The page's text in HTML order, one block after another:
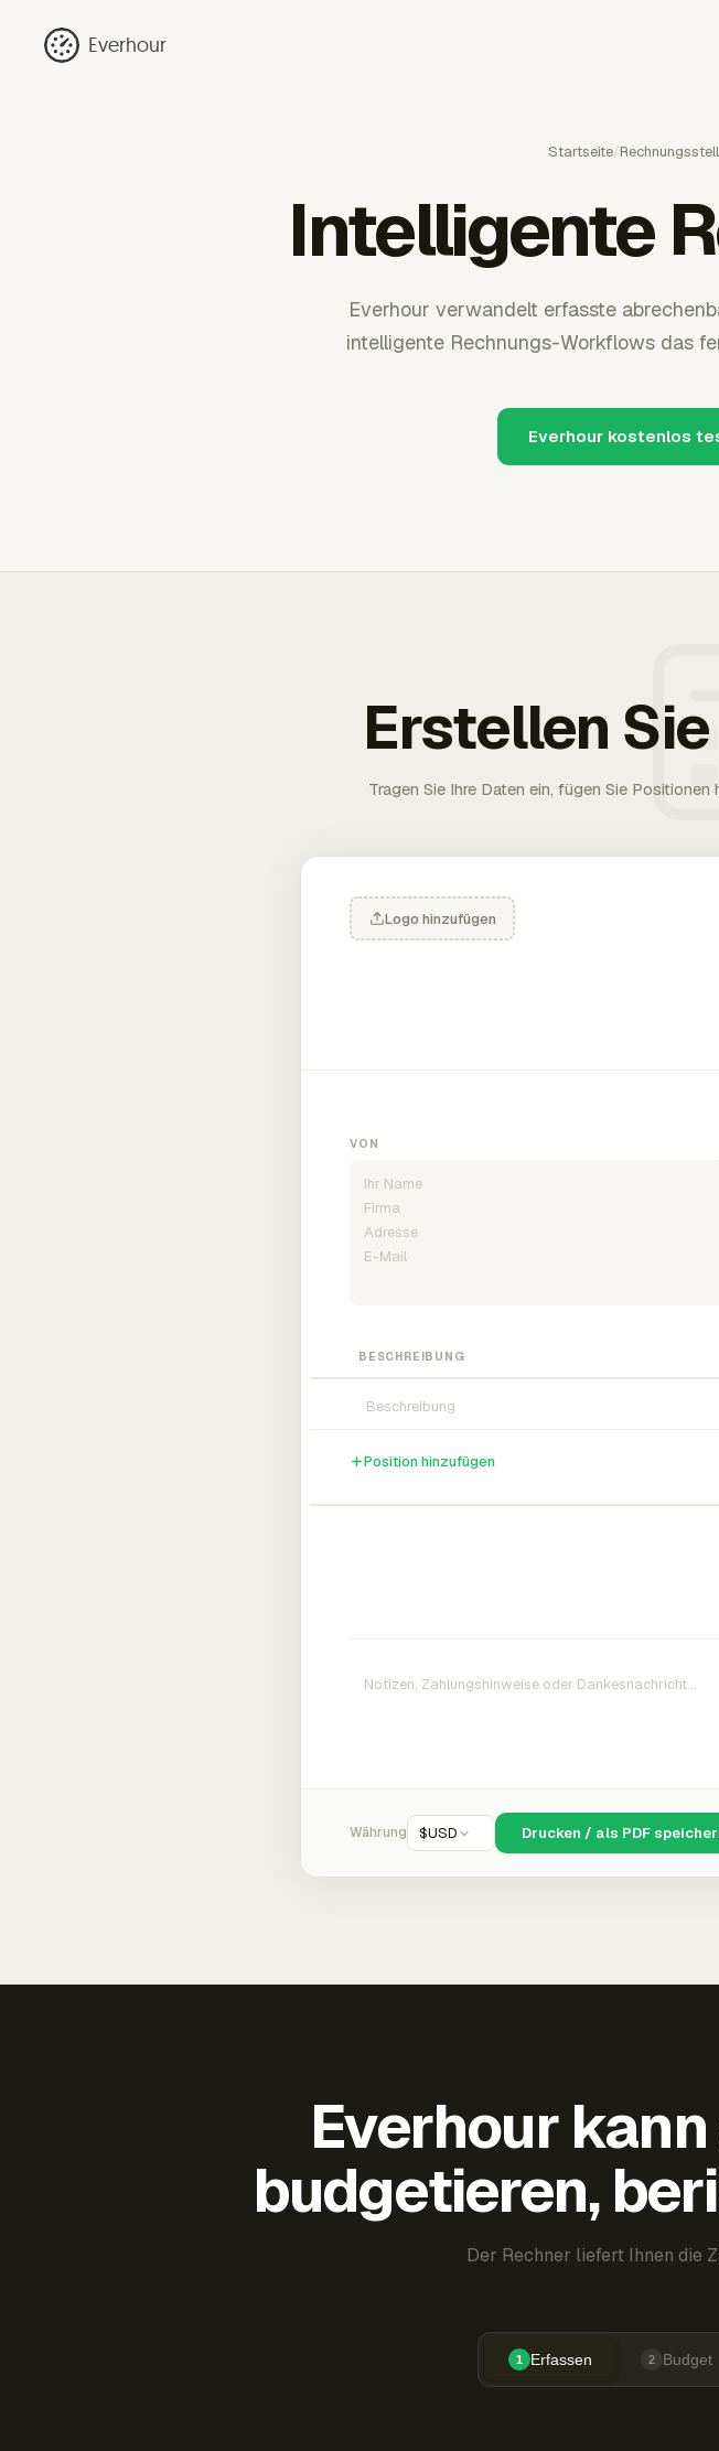
Everhour
Startseite/
Intelligente
Everhour verwandelt erfasste
intelligente Rechnungs-Workflows das
Everhour kostenlos
Erstellen
Tragen Sie Ihre Daten ein, fügen Sie
Logo hinzufügen
VON
BESCHREIBUNG
Position hinzufügen
Währung $USD Drucken / als PDF
Everhour
budgetieren,
Der Rechner liefert Ihnen die
1 Erfassen 2 Budget